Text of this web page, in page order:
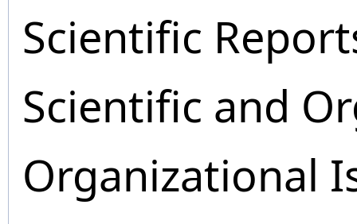
Scientific
Scientific and
Organizational